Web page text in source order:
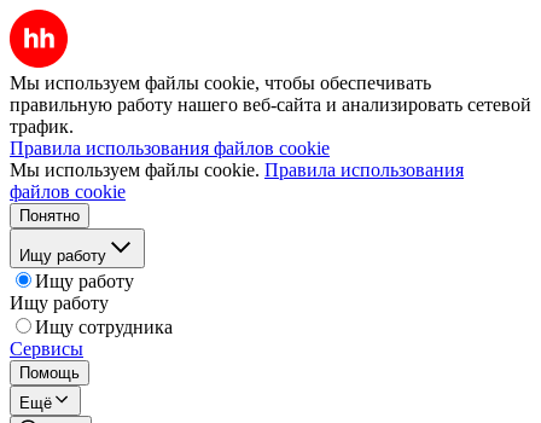
Мы используем файлы cookie, чтобы обеспечивать
правильную работу нашего веб-сайта и анализировать сетевой
трафик.
Правила использования файлов cookie
Мы используем файлы cookie. Правила использования
файлов cookie
Понятно
Ищу работу
Ищу работу
Ищу работу
Ищу сотрудника
Сервисы
Помощь
Ещё